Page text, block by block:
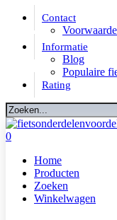
Skip
Contact
Informatie
Blog
Populaire
Rating
Close
Search
account
0
Home
Producten
Zoeken
Winkelwagen